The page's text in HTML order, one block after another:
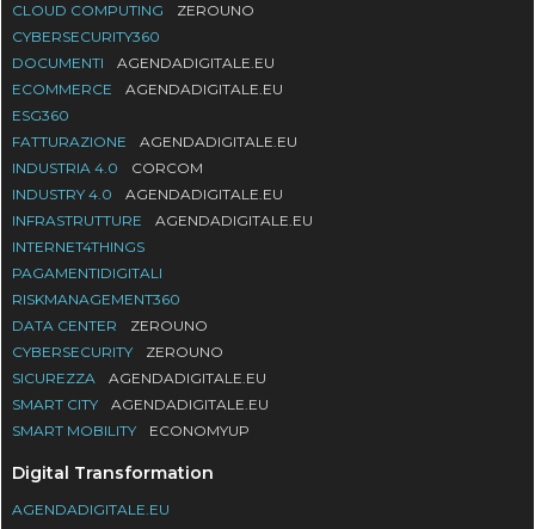
CLOUD COMPUTING
ZEROUNO
CYBERSECURITY360
DOCUMENTI
AGENDADIGITALE.EU
ECOMMERCE
AGENDADIGITALE.EU
ESG360
FATTURAZIONE
AGENDADIGITALE.EU
INDUSTRIA 4.0
CORCOM
INDUSTRY 4.0
AGENDADIGITALE.EU
INFRASTRUTTURE
AGENDADIGITALE.EU
INTERNET4THINGS
PAGAMENTIDIGITALI
RISKMANAGEMENT360
DATA CENTER
ZEROUNO
CYBERSECURITY
ZEROUNO
SICUREZZA
AGENDADIGITALE.EU
SMART CITY
AGENDADIGITALE.EU
SMART MOBILITY
ECONOMYUP
Digital Transformation
AGENDADIGITALE.EU